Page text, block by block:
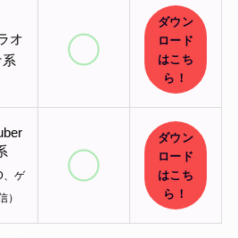
オ
系
ダウン
ロード
はこち
ら！
、ゲ
）
ダウン
ロード
はこち
ら！